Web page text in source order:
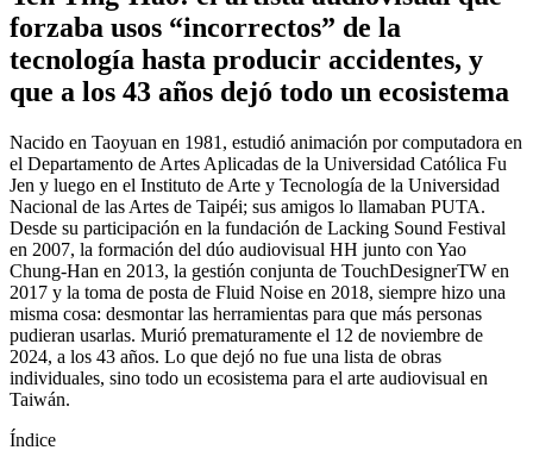
forzaba usos “incorrectos” de la
tecnología hasta producir accidentes, y
que a los 43 años dejó todo un ecosistema
Nacido en Taoyuan en 1981, estudió animación por computadora en
el Departamento de Artes Aplicadas de la Universidad Católica Fu
Jen y luego en el Instituto de Arte y Tecnología de la Universidad
Nacional de las Artes de Taipéi; sus amigos lo llamaban PUTA.
Desde su participación en la fundación de Lacking Sound Festival
en 2007, la formación del dúo audiovisual HH junto con Yao
Chung-Han en 2013, la gestión conjunta de TouchDesignerTW en
2017 y la toma de posta de Fluid Noise en 2018, siempre hizo una
misma cosa: desmontar las herramientas para que más personas
pudieran usarlas. Murió prematuramente el 12 de noviembre de
2024, a los 43 años. Lo que dejó no fue una lista de obras
individuales, sino todo un ecosistema para el arte audiovisual en
Taiwán.
Índice